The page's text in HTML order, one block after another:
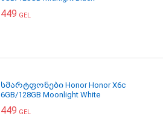
449 GEL
სმარტფონები Honor Honor X6c
6GB/128GB Moonlight White
449 GEL